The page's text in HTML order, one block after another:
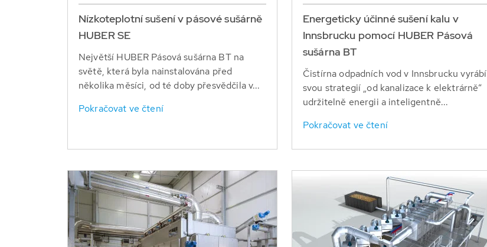
Nízkoteplotní sušení v pásové sušárně
HUBER SE
Největší HUBER Pásová sušárna BT na
světě, která byla nainstalována před
několika měsíci, od té doby přesvědčila v...
Pokračovat ve čtení
Energeticky účinné sušení kalu v
Innsbrucku pomocí HUBER Pásová
sušárna BT
Čistírna odpadních vod v Innsbrucku vyrábí
svou strategií „od kanalizace k elektrárně“
udržitelně energii a inteligentně...
Pokračovat ve čtení